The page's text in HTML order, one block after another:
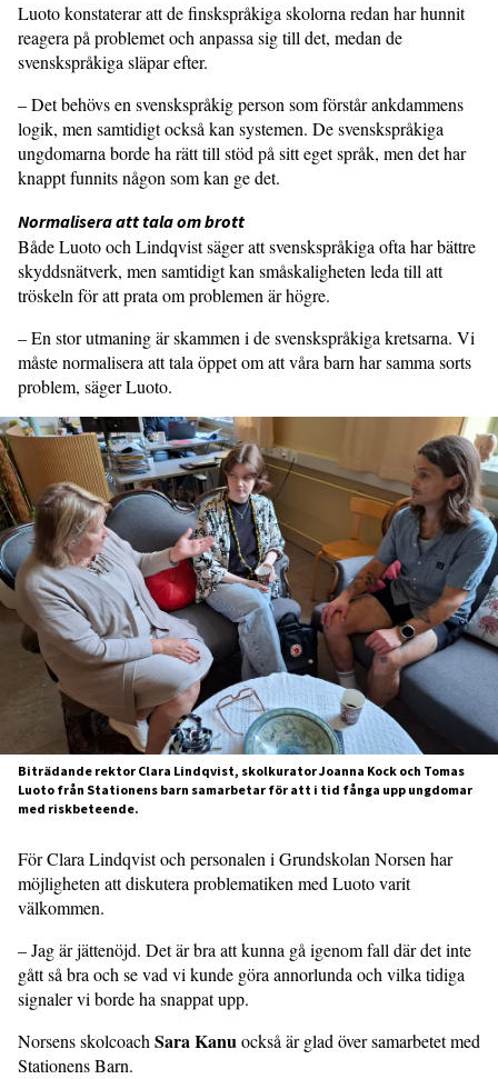
Luoto konstaterar att de finskspråkiga skolorna redan har hunnit
reagera på problemet och anpassa sig till det, medan de
svenskspråkiga släpar efter.
– Det behövs en svenskspråkig person som förstår ankdammens
logik, men samtidigt också kan systemen. De svenskspråkiga
ungdomarna borde ha rätt till stöd på sitt eget språk, men det har
knappt funnits någon som kan ge det.
Normalisera att tala om brott
Både Luoto och Lindqvist säger att svenskspråkiga ofta har bättre
skyddsnätverk, men samtidigt kan småskaligheten leda till att
tröskeln för att prata om problemen är högre.
– En stor utmaning är skammen i de svenskspråkiga kretsarna. Vi
måste normalisera att tala öppet om att våra barn har samma sorts
problem, säger Luoto.
Biträdande rektor Clara Lindqvist, skolkurator Joanna Kock och Tomas
Luoto från Stationens barn samarbetar för att i tid fånga upp ungdomar
med riskbeteende.
För Clara Lindqvist och personalen i Grundskolan Norsen har
möjligheten att diskutera problematiken med Luoto varit
välkommen.
– Jag är jättenöjd. Det är bra att kunna gå igenom fall där det inte
gått så bra och se vad vi kunde göra annorlunda och vilka tidiga
signaler vi borde ha snappat upp.
Norsens skolcoach Sara Kanuockså är glad över samarbetet med
Stationens Barn.